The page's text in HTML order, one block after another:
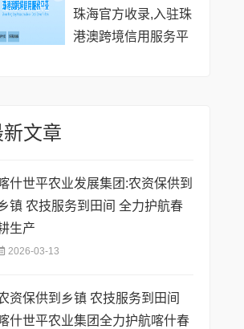
珠海官方收录,入驻珠
港澳跨境信用服务平
新文章
什世平农业发展集团:农资保供到
镇 农技服务到田间 全力护航春
生产
2026-03-13
资保供到乡镇 农技服务到田间
什世平农业集团全力护航喀什春